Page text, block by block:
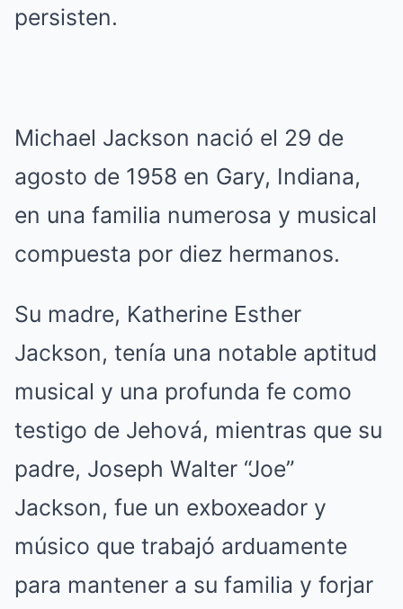
persisten.
Michael Jackson nació el 29 de
agosto de 1958 en Gary, Indiana,
en una familia numerosa y musical
compuesta por diez hermanos.
Su madre, Katherine Esther
Jackson, tenía una notable aptitud
musical y una profunda fe como
testigo de Jehová, mientras que su
padre, Joseph Walter “Joe”
Jackson, fue un exboxeador y
músico que trabajó arduamente
para mantener a su familia y forjar